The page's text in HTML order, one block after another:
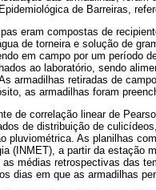
de Barreiras,
eram compostas de
de torneira e solução de
em campo por um período
ao laboratório, sendo
armadilhas retiradas de
as armadilhas foram
de correlação linear de
de distribuição de
pluviométrica. As planilhas
(INMET), a partir da estação
médias retrospectivas das
dias em que as armadilhas